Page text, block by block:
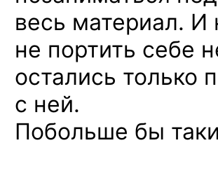
весь материал. И
не портить себе
остались только
с ней.
Побольше бы